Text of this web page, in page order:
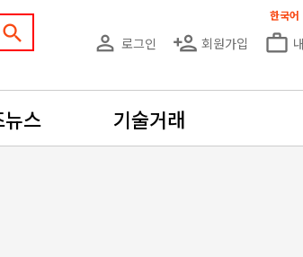
search person_outline 로그인 person_add 회원가입 work_outline
한국어
뉴스 기술거래